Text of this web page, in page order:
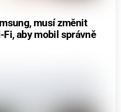
musí změnit
Fi, aby mobil správně